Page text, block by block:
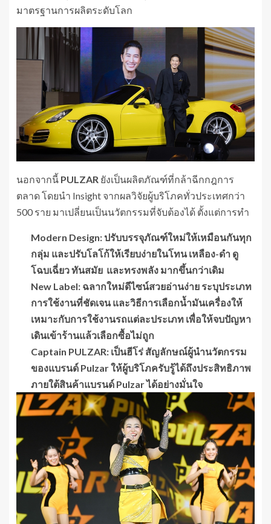
มาตรฐานการผลิตระดับโลก
นอกจากนี้ PULZAR ยังเป็นผลิตภัณฑ์ที่กล้าฉีกกฎการ
ตลาด โดยนำ Insight จากผลวิจัยผู้บริโภคทั่วประเทศกว่า
500 ราย มาเปลี่ยนเป็นนวัตกรรมที่จับต้องได้ ตั้งแต่การทำ
Modern Design: ปรับบรรจุภัณฑ์ใหม่ให้เหมือนกันทุก
กลุ่ม และปรับโลโก้ให้เรียบง่ายในโทน เหลือง-ดำ ดู
โฉบเฉี่ยว ทันสมัย และทรงพลัง มากขึ้นกว่าเดิม
New Label: ฉลากใหม่ดีไซน์สวยอ่านง่าย ระบุประเภท
การใช้งานที่ชัดเจน และวิธีการเลือกน้ำมันเครื่องให้
เหมาะกับการใช้งานรถแต่ละประเภท เพื่อให้จบปัญหา
เดินเข้าร้านแล้วเลือกซื้อไม่ถูก
Captain PULZAR: เป็นฮีโร่ สัญลักษณ์ผู้นำนวัตกรรม
ของแบรนด์ Pulzar ให้ผู้บริโภครับรู้ได้ถึงประสิทธิภาพ
ภายใต้สินค้าแบรนด์ Pulzar ได้อย่างมั่นใจ